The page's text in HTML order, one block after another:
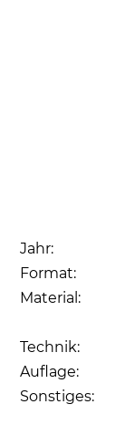
Jahr:
Format:
Material:
Technik:
Auflage:
Sonstiges: